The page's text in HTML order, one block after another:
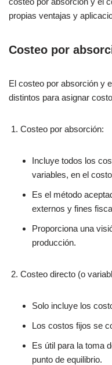
propias ventajas y
Costeo por
El costeo por absorción y
distintos para asignar
Costeo por absorción:
Incluye todos los
variables, en el
Es el método
externos y fines
Proporciona una
producción.
Costeo directo (o
Solo incluye los
Los costos fijos se
Es útil para la toma
punto de equilibrio.